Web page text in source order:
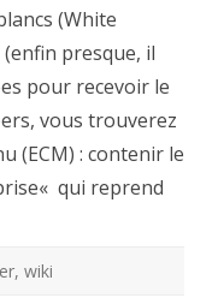
(White
presque, il
pour recevoir le
vous trouverez
(ECM) : contenir le
qui reprend
, wiki